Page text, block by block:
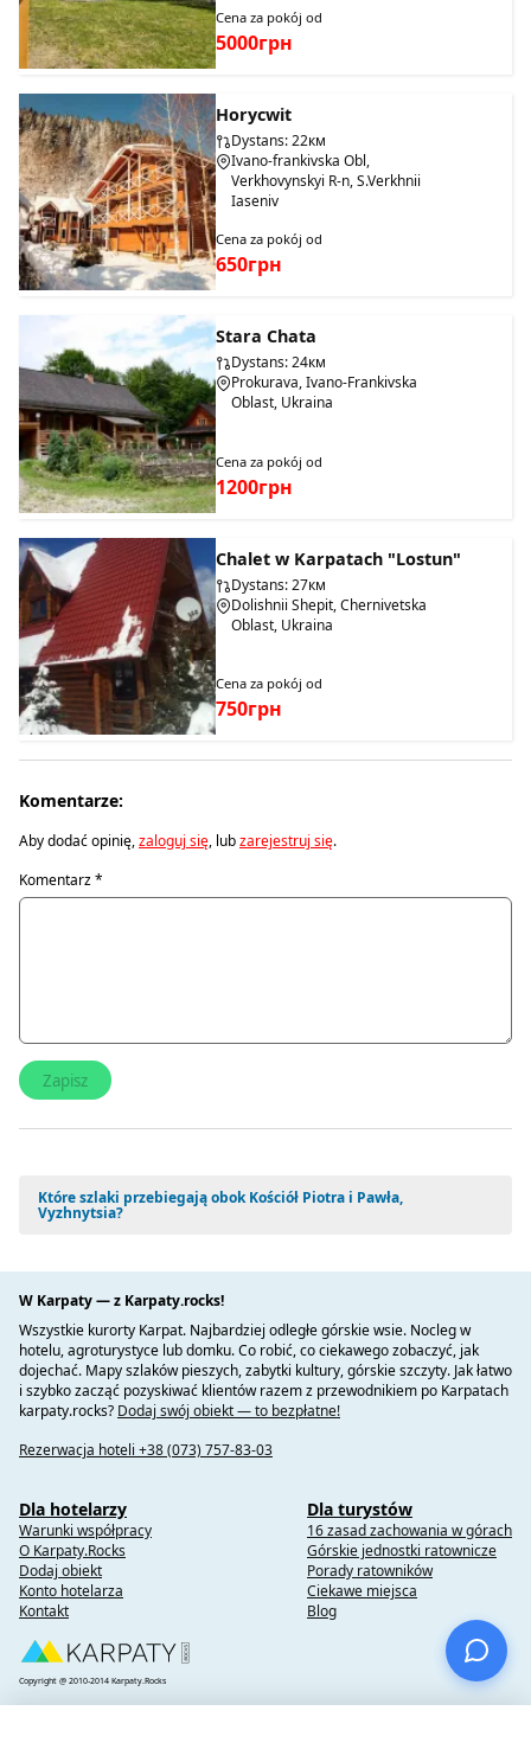
Cena za pokój od
5000грн
Horycwit
Dystans: 22км
Ivano-frankivska Obl,
Verkhovynskyi R-n, S.Verkhnii
Iaseniv
Cena za pokój od
650грн
Stara Chata
Dystans: 24км
Prokurava, Ivano-Frankivska
Oblast, Ukraina
Cena za pokój od
1200грн
Chalet w Karpatach "Lostun"
Dystans: 27км
Dolishnii Shepit, Chernivetska
Oblast, Ukraina
Cena za pokój od
750грн
Komentarze:
Aby dodać opinię,zaloguj się, lubzarejestruj się.
Komentarz*
Które szlaki przebiegają obok Kościół Piotra i Pawła,
Vyzhnytsia?
W Karpaty — z Karpaty.rocks!
Wszystkie kurorty Karpat. Najbardziej odległe górskie wsie. Nocleg w
hotelu, agroturystyce lub domku. Co robić, co ciekawego zobaczyć, jak
dojechać. Mapy szlaków pieszych, zabytki kultury, górskie szczyty. Jak łatwo
i szybko zacząć pozyskiwać klientów razem z przewodnikiem po Karpatach
karpaty.rocks? Dodaj swój obiekt — to bezpłatne!
Rezerwacja hoteli +38 (073) 757-83-03
Dla hotelarzy
Warunki współpracy
O Karpaty.Rocks
Dodaj obiekt
Konto hotelarza
Kontakt
Dla turystów
16 zasad zachowania w górach
Górskie jednostki ratownicze
Porady ratowników
Ciekawe miejsca
Blog
Copyright @ 2010-2014 Karpaty.Rocks